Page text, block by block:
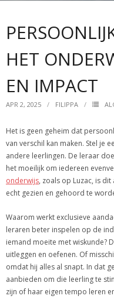
HET
EN IMPACT
APR 2, 2025 FILIPPA
Het is geen geheim dat
van verschil kan maken. Stel je
andere leerlingen. De leraar
het moeilijk om iedereen
onderwijs, zoals op Luzac, is
echt gezien en gehoord te
Waarom werkt exclusieve
leraren beter inspelen op de
iemand moeite met wiskunde?
uitleggen en oefenen. Of
omdat hij alles al snapt. In dat
aanbieden om die leerling te
zijn of haar eigen tempo leren